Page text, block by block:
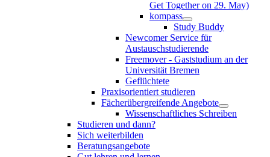
Get Together on 29. May)
kompass
Study Buddy
Newcomer Service für
Austauschstudierende
Freemover - Gaststudium an der
Universität Bremen
Geflüchtete
Praxisorientiert studieren
Fächerübergreifende Angebote
Wissenschaftliches Schreiben
Studieren und dann?
Sich weiterbilden
Beratungsangebote